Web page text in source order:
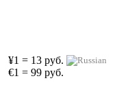
¥1 = 13 руб.
€1 = 99 руб.